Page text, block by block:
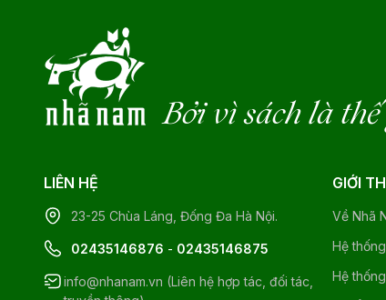
Bởi vì sách là
LIÊN HỆ
23-25 Chùa Láng, Đống Đa Hà Nội.
02435146876 - 02435146875
info@nhanam.vn (Liên hệ hợp tác, đối tác,
GIỚI
Về Nhã
Hệ
Hệ